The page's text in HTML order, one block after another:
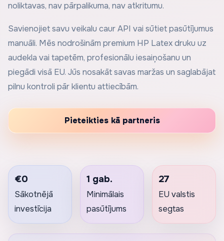
noliktavas, nav pārpalikuma, nav atkritumu.
Savienojiet savu veikalu caur API vai sūtiet pasūtījumus
manuāli. Mēs nodrošinām premium HP Latex druku uz
audekla vai tapetēm, profesionālu iesaiņošanu un
piegādi visā EU. Jūs nosakāt savas maržas un saglabājat
pilnu kontroli pār klientu attiecībām.
Pieteikties kā partneris
€0
Sākotnējā
investīcija
1 gab.
Minimālais
pasūtījums
27
EU valstis
segtas